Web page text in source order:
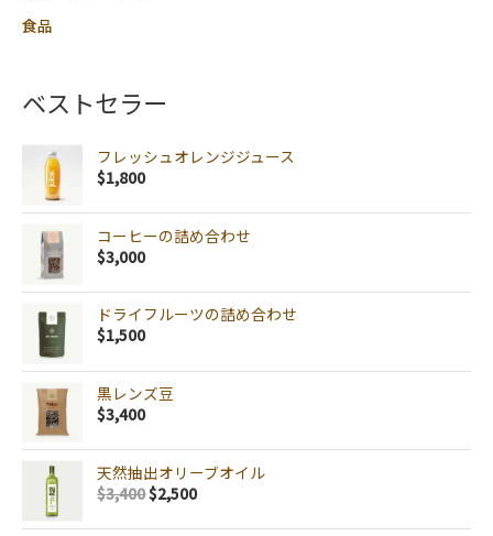
食品
ベストセラー
フレッシュオレンジジュース
$1,800
コーヒーの詰め合わせ
$3,000
ドライフルーツの詰め合わせ
$1,500
黒レンズ豆
$3,400
天然抽出オリーブオイル
$3,400$2,500